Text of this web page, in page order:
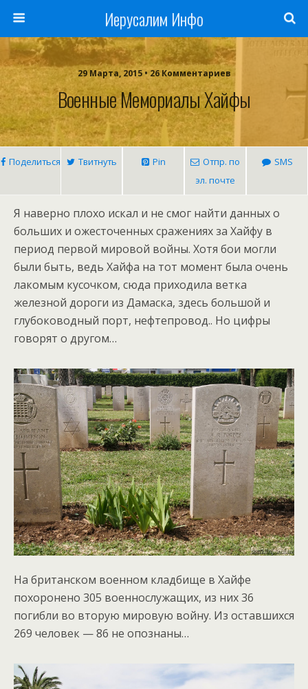
Иерусалим Инфо
29 Марта, 2015 • 26 Комментариев
Военные Мемориалы Хайфы
Поделиться Твитнуть Pin
Отпр. по
эл. почте
SMS
Я наверно плохо искал и не смог найти данных о
больших и ожесточенных сражениях за Хайфу в
период первой мировой войны. Хотя бои могли
были быть, ведь Хайфа на тот момент была очень
лакомым кусочком, сюда приходила ветка
железной дороги из Дамаска, здесь большой и
глубоководный порт, нефтепровод.. Но цифры
говорят о другом…
На британском военном кладбище в Хайфе
похоронено 305 военнослужащих, из них 36
погибли во вторую мировую войну. Из оставшихся
269 человек — 86 не опознаны…